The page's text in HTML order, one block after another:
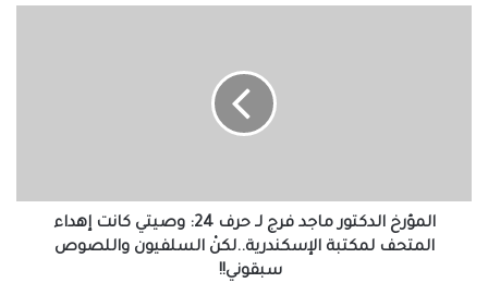
كانت
المتحف
المؤرخ الدكتور ماجد فرج لـ حرف 24: وصيتي كانت إهداء
المتحف لمكتبة الإسكندرية..لكنْ السلفيون واللصوص
سبقوني!!